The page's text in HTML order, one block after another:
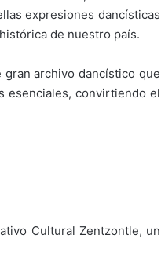
expresiones dancísticas
de nuestro país.
archivo dancístico que
esenciales, convirtiendo el
Cultural Zentzontle, un